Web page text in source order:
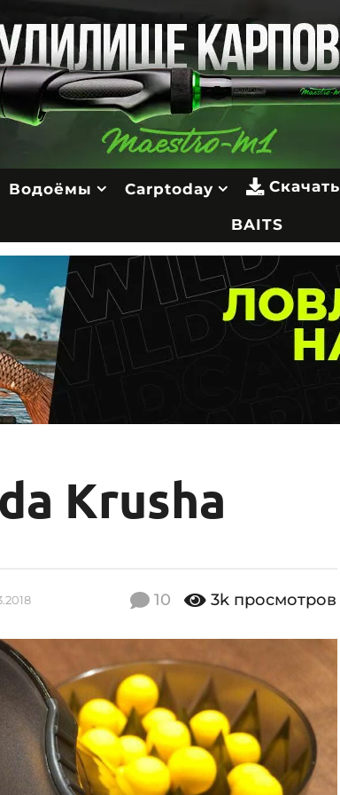
Водоёмы Carptoday Скачать
BAITS
Krusha
3
.
2
1
8
10 3k просмотров